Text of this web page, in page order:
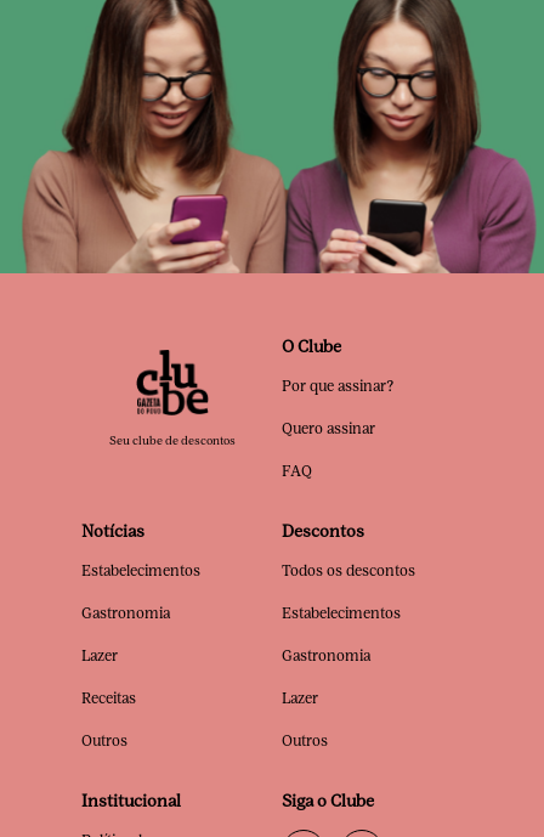
Seu clube de descontos
O Clube
Por que assinar?
Quero assinar
FAQ
Notícias
Estabelecimentos
Gastronomia
Lazer
Receitas
Outros
Descontos
Todos os descontos
Estabelecimentos
Gastronomia
Lazer
Outros
Institucional Siga o Clube